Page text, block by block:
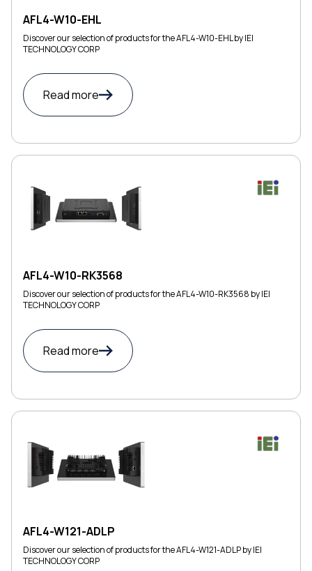
AFL4-W10-EHL
Discover our selection of products for the AFL4-W10-EHL by IEI
TECHNOLOGY CORP
Read more
AFL4-W10-RK3568
Discover our selection of products for the AFL4-W10-RK3568 by IEI
TECHNOLOGY CORP
Read more
AFL4-W121-ADLP
Discover our selection of products for the AFL4-W121-ADLP by IEI
TECHNOLOGY CORP